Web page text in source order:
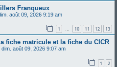
Franqueux
août 09, 2026 9:19 am
1 10 11 12 13
fiche matricule et la fiche du CICR
dim. août 09, 2026 9:07 am
1 2